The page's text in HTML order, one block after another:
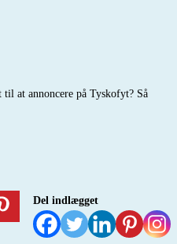
at annoncere på Tyskofyt? Så
Del indlægget